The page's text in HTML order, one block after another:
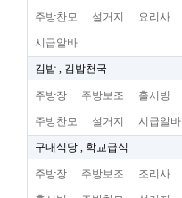
주방찬모 설거지 요리사
시급알바
김밥 , 김밥천국
주방장 주방보조 홀서빙
주방찬모 설거지 시급알바
구내식당 , 학교급식
주방장 주방보조 조리사